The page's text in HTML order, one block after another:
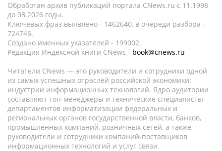
Обработан архив публикаций портала CNews.ru c 11.1998
до 08.2026 годы.
Ключевых фраз выявлено - 1462640, в очереди разбора -
724746.
Создано именных указателей - 199002.
Редакция Индексной книги CNews - book@cnews.ru
Читатели CNews — это руководители и сотрудники одной
из самых успешных отраслей российской экономики:
индустрии информационных технологий. Ядро аудитории
составляют топ-менеджеры и технические специалисты
департаментов информатизации федеральных и
региональных органов государственной власти, банков,
промышленных компаний, розничных сетей, а также
руководители и сотрудники компаний-поставщиков
информационных технологий и услуг связи.